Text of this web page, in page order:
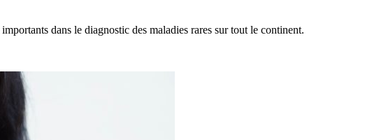
dans le diagnostic des maladies rares sur tout le continent.